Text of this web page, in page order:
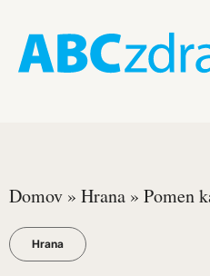
Domov » Hrana » Pomen
Hrana